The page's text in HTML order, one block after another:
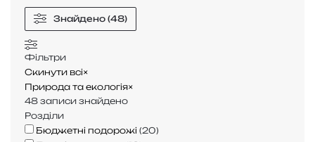
г
р
а
м
а
?
в
а
и
с
е
р
е
д
п
т
а
ш
є
о
д
н
а
з
н
а
е
т
а
к
е
н
е
б
е
з
Знайдено (48)
Фільтри
Скинути всі×
Природа та екологія×
48 записи знайдено
Розділи
Бюджетні подорожі (20)